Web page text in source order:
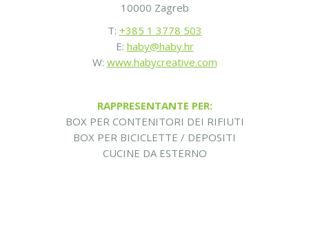
10000 Zagreb
T: +385 1 3778 503
E: haby@haby.hr
W: www.habycreative.com
RAPPRESENTANTE PER:
BOX PER CONTENITORI DEI RIFIUTI
BOX PER BICICLETTE / DEPOSITI
CUCINE DA ESTERNO